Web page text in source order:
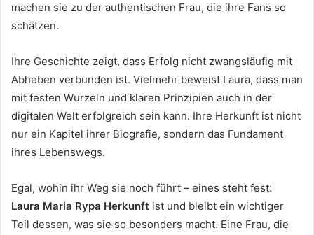
machen sie zu der authentischen Frau, die ihre Fans so
schätzen.
Ihre Geschichte zeigt, dass Erfolg nicht zwangsläufig mit
Abheben verbunden ist. Vielmehr beweist Laura, dass man
mit festen Wurzeln und klaren Prinzipien auch in der
digitalen Welt erfolgreich sein kann. Ihre Herkunft ist nicht
nur ein Kapitel ihrer Biografie, sondern das Fundament
ihres Lebenswegs.
Egal, wohin ihr Weg sie noch führt – eines steht fest:
Laura Maria Rypa Herkunft ist und bleibt ein wichtiger
Teil dessen, was sie so besonders macht. Eine Frau, die